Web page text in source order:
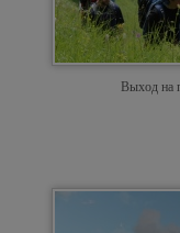
Выход на